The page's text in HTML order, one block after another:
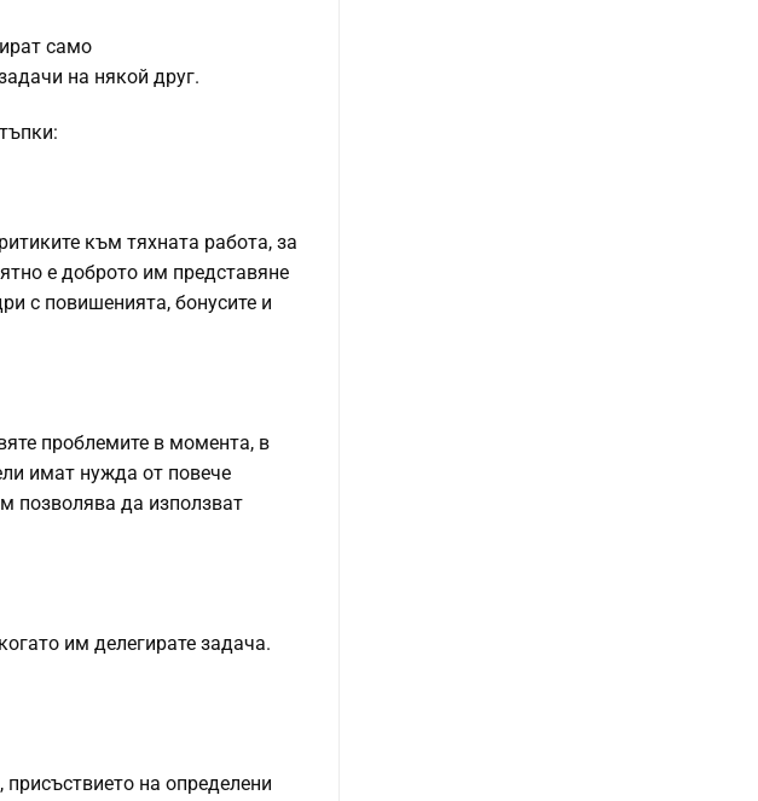
само
на някой друг.
към тяхната работа, за
е доброто им представяне
с повишенията, бонусите и
проблемите в момента, в
имат нужда от повече
позволява да използват
им делегирате задача.
на определени